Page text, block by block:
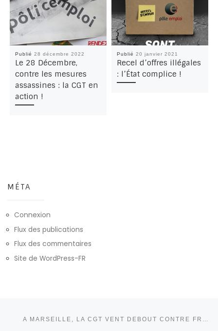
Publié28 décembre 2022
Le 28 Décembre,
contre les mesures
assassines : la CGT en
action !
Publié20 janvier 2021
Recel d’offres illégales
: l’État complice !
MÉTA
Connexion
Flux des publications
Flux des commentaires
Site de WordPress-FR
A MARSEILLE, LA CGT VENT DEBOUT CONTRE FRANCE TRAVAIL !